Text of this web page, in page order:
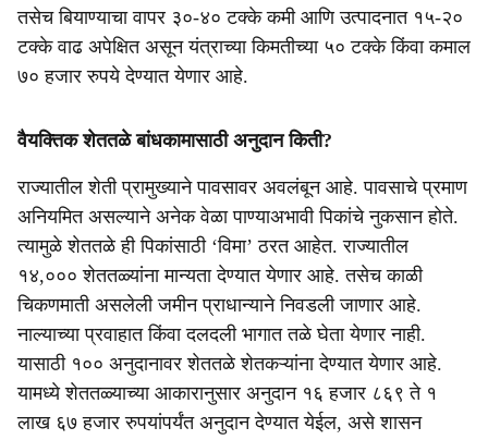
तसेच बियाण्याचा वापर ३०-४० टक्के कमी आणि उत्पादनात १५-२०
टक्के वाढ अपेक्षित असून यंत्राच्या किमतीच्या ५० टक्के किंवा कमाल
७० हजार रुपये देण्यात येणार आहे.
वैयक्तिक शेततळे बांधकामासाठी अनुदान किती?
राज्यातील शेती प्रामुख्याने पावसावर अवलंबून आहे. पावसाचे प्रमाण
अनियमित असल्याने अनेक वेळा पाण्याअभावी पिकांचे नुकसान होते.
त्यामुळे शेततळे ही पिकांसाठी ‘विमा’ ठरत आहेत. राज्यातील
१४,००० शेततळ्यांना मान्यता देण्यात येणार आहे. तसेच काळी
चिकणमाती असलेली जमीन प्राधान्याने निवडली जाणार आहे.
नाल्याच्या प्रवाहात किंवा दलदली भागात तळे घेता येणार नाही.
यासाठी १०० अनुदानावर शेततळे शेतकऱ्यांना देण्यात येणार आहे.
यामध्ये शेततळ्याच्या आकारानुसार अनुदान १६ हजार ८६९ ते १
लाख ६७ हजार रुपयांपर्यंत अनुदान देण्यात येईल, असे शासन